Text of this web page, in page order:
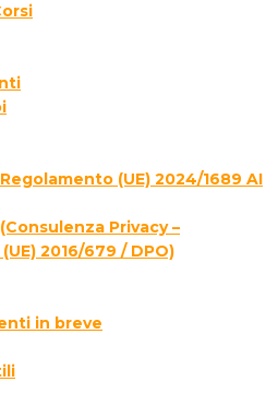
(UE) 2024/1689 AI
Privacy –
2016/679 / DPO)
in breve